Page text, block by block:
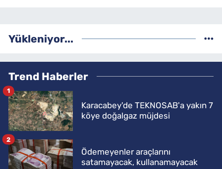
Yükleniyor...
Trend Haberler
Karacabey'de TEKNOSAB'a yakın 7
köye doğalgaz müjdesi
1
Ödemeyenler araçlarını
satamayacak, kullanamayacak
2